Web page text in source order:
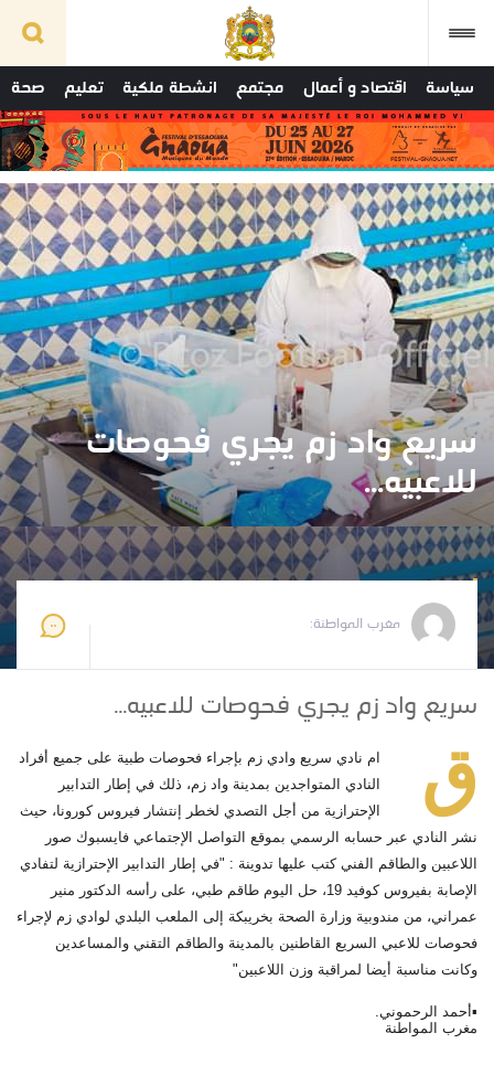
سياسة اقتصاد و أعمال مجتمع انشطة ملكية تعليم صحة
سريع واد زم يجري فحوصات
للاعبيه...
مغرب المواطنة:
سريع واد زم يجري فحوصات للاعبيه...
ق
ام نادي سريع وادي زم بإجراء فحوصات طبية على جميع أفراد
النادي المتواجدين بمدينة واد زم، ذلك في إطار التدابير
الإحترازية من أجل التصدي لخطر إنتشار فيروس كورونا، حيث
نشر النادي عبر حسابه الرسمي بموقع التواصل الإجتماعي فايسبوك صور
اللاعبين والطاقم الفني كتب عليها تدوينة : "في إطار التدابير الإحترازية لتفادي
الإصابة بفيروس كوفيد 19، حل اليوم طاقم طبي، على رأسه الدكتور منير
عمراني، من مندوبية وزارة الصحة بخريبكة إلى الملعب البلدي لوادي زم لإجراء
فحوصات للاعبي السريع القاطنين بالمدينة والطاقم التقني والمساعدين
وكانت مناسبة أيضا لمراقبة وزن اللاعبين"
▪أحمد الرحموني.
مغرب المواطنة